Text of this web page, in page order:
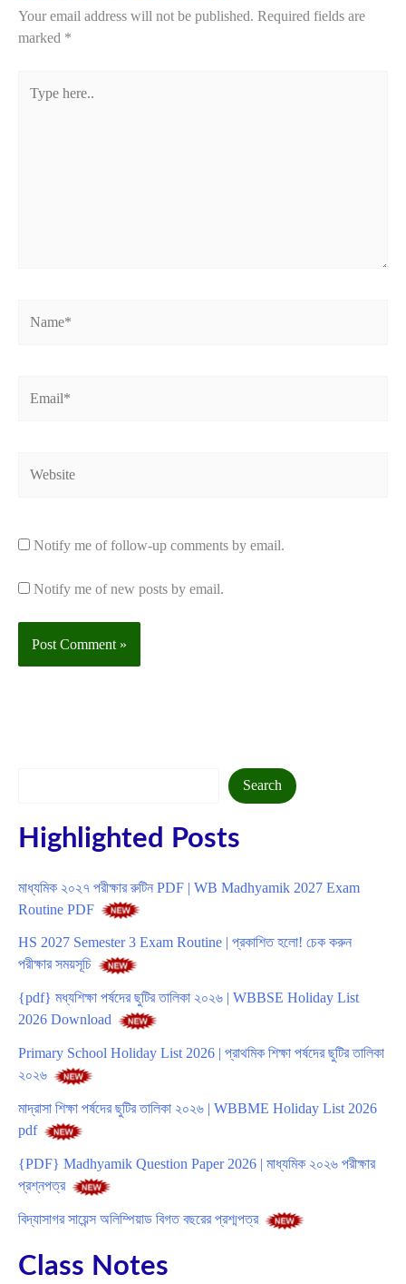
Your email address will not be published. Required fields are
marked *
here..
Notify me of follow-up comments by email.
Notify me of new posts by email.
Search
Highlighted Posts
মাধ্যমিক ২০২৭ পরীক্ষার রুটিন PDF | WB Madhyamik 2027 Exam
Routine PDF
HS 2027 Semester 3 Exam Routine | প্রকাশিত হলো! চেক করুন
পরীক্ষার সময়সূচি
{pdf} মধ্যশিক্ষা পর্ষদের ছুটির তালিকা ২০২৬ | WBBSE Holiday List
2026 Download
Primary School Holiday List 2026 | প্রাথমিক শিক্ষা পর্ষদের ছুটির তালিকা
২০২৬
মাদ্রাসা শিক্ষা পর্ষদের ছুটির তালিকা ২০২৬ | WBBME Holiday List 2026
pdf
{PDF} Madhyamik Question Paper 2026 | মাধ্যমিক ২০২৬ পরীক্ষার
প্রশ্নপত্র
বিদ্যাসাগর সায়েন্স অলিম্পিয়াড বিগত বছরের প্রশ্মপত্র
Class Notes